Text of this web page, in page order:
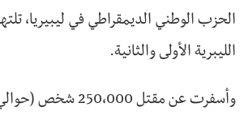
الحزب الوطني الديمقراطي في ليبيريا،
الليبرية الأولى والثانية.